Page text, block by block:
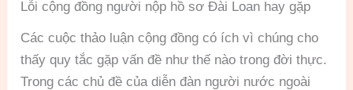
Lỗi cộng đồng người nộp hồ sơ Đài Loan hay gặp
Các cuộc thảo luận cộng đồng có ích vì chúng cho
thấy quy tắc gặp vấn đề như thế nào trong đời thực.
Trong các chủ đề của diễn đàn người nước ngoài